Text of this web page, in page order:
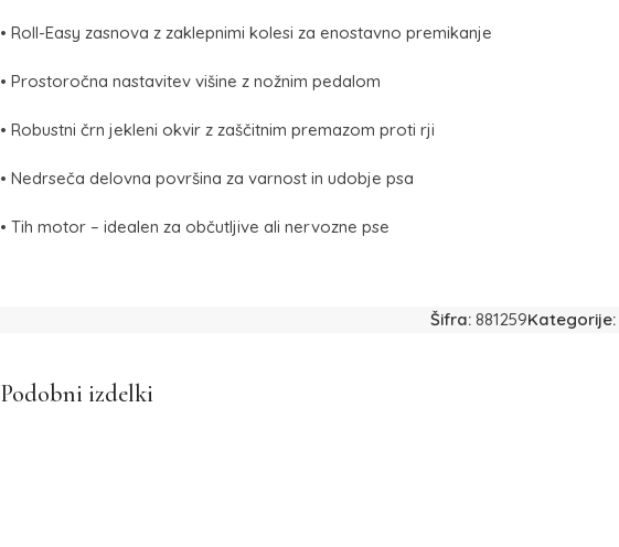
• Roll-Easy zasnova z zaklepnimi kolesi za enostavno premikanje
• Prostoročna nastavitev višine z nožnim pedalom
• Robustni črn jekleni okvir z zaščitnim premazom proti rji
• Nedrseča delovna površina za varnost in udobje psa
• Tih motor – idealen za občutljive ali nervozne pse
Šifra: 881259Kategorije:
Podobni izdelki